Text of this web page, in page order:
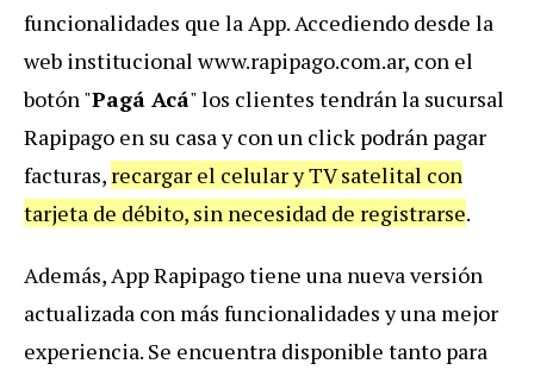
funcionalidades que la App. Accediendo desde la
web institucional www.rapipago.com.ar, con el
botón "Pagá Acá" los clientes tendrán la sucursal
Rapipago en su casa y con un click podrán pagar
facturas, recargar el celular y TV satelital con
tarjeta de débito, sin necesidad de registrarse.
Además, App Rapipago tiene una nueva versión
actualizada con más funcionalidades y una mejor
experiencia. Se encuentra disponible tanto para